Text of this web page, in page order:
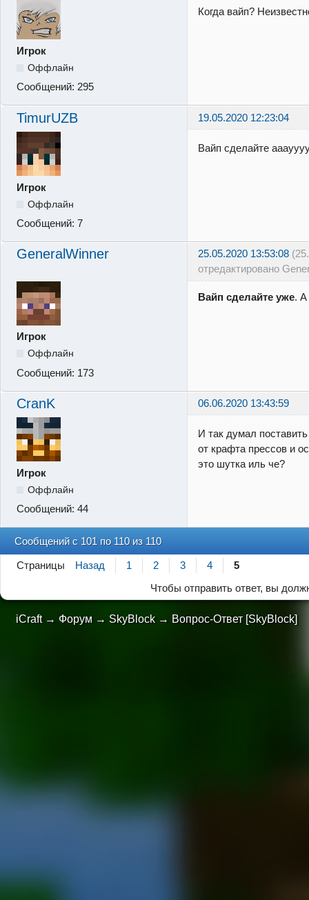
Игрок
Оффлайн
Сообщений: 295
Когда вайп?
TimurUZB 19.05.2020 12:23:04
Игрок
Оффлайн
Сообщений: 7
Вайп сделайте
GeneralWinner 25.05.2020 13:53:08
отредактировано
Игрок
Оффлайн
Сообщений: 173
Вайп сделайте уже. А
CranK 06.06.2020 13:43:59
Игрок
Оффлайн
Сообщений: 44
И так думал
от крафта прессов и
это шутка иль че?
Сообщений с 101 по 110 из 110
Страницы Назад 1 2 3 4
5
Чтобы отправить ответ, вы
iCraft → Форум → SkyBlock → Вопрос-Ответ [SkyBlock]